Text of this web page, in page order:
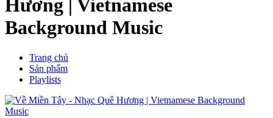
Hương | Vietnamese
Background Music
Trang chủ
Sản phẩm
Playlists